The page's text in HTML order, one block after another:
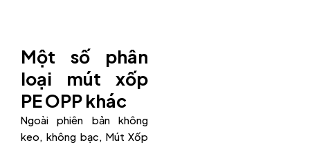
Một số phân
loại mút xốp
PE OPP khác
Ngoài phiên bản không
keo, không bạc, Mút Xốp